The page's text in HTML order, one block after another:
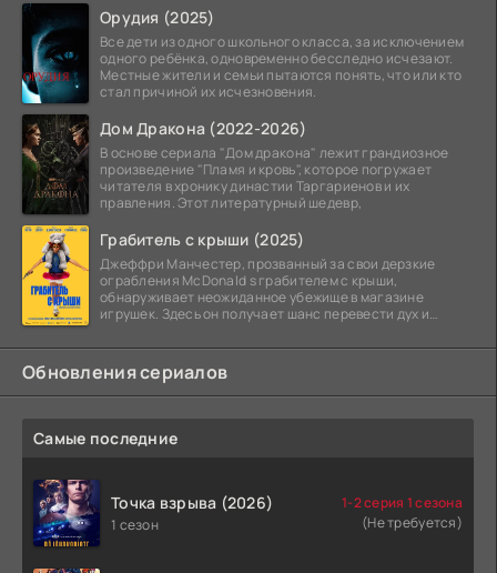
Орудия (2025)
Все дети из одного школьного класса, за исключением
одного ребёнка, одновременно бесследно исчезают.
Местные жители и семьи пытаются понять, что или кто
стал причиной их исчезновения.
Дом Дракона (2022-2026)
В основе сериала "Дом дракона" лежит грандиозное
произведение "Пламя и кровь", которое погружает
читателя в хронику династии Таргариенов и их
правления. Этот литературный шедевр,
Грабитель с крыши (2025)
Джеффри Манчестер, прозванный за свои дерзкие
ограбления McDonald s грабителем с крыши,
обнаруживает неожиданное убежище в магазине
игрушек. Здесь он получает шанс перевести дух и
Обновления сериалов
Самые последние
Точка взрыва (2026)
1 сезон
1-2 серия 1 сезона
(Не требуется)